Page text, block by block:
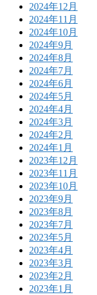
2024年12月
2024年11月
2024年10月
2024年9月
2024年8月
2024年7月
2024年6月
2024年5月
2024年4月
2024年3月
2024年2月
2024年1月
2023年12月
2023年11月
2023年10月
2023年9月
2023年8月
2023年7月
2023年5月
2023年4月
2023年3月
2023年2月
2023年1月